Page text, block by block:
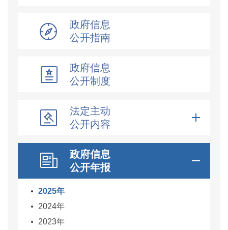
政府信息
公开指南
政府信息
公开制度
法定主动
公开内容
政府信息
公开年报
2025年
2024年
2023年